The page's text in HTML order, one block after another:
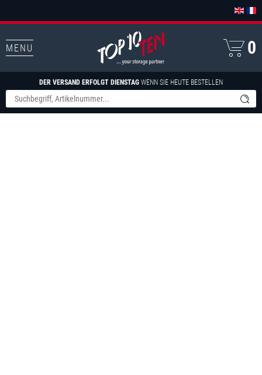
MENU
DER VERSAND ERFOLGT DIENSTAG WENN SIE HEUTE BESTELLEN
0